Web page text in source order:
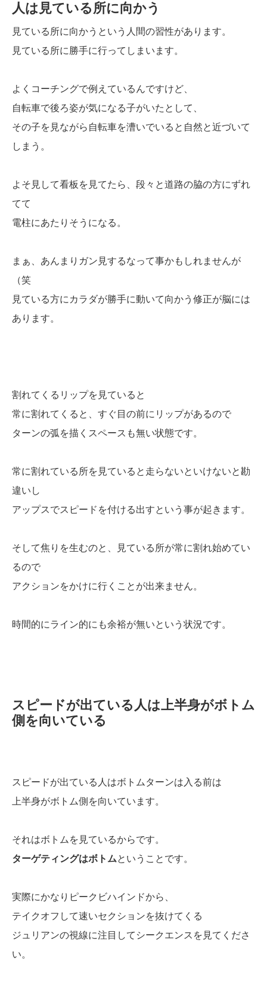
人は見ている所に向かう
見ている所に向かうという人間の習性があります。
見ている所に勝手に行ってしまいます。
よくコーチングで例えているんですけど、
自転車で後ろ姿が気になる子がいたとして、
その子を見ながら自転車を漕いでいると自然と近づいて
しまう。
よそ見して看板を見てたら、段々と道路の脇の方にずれ
てて
電柱にあたりそうになる。
まぁ、あんまりガン見するなって事かもしれませんが
（笑
見ている方にカラダが勝手に動いて向かう修正が脳には
あります。
割れてくるリップを見ていると
常に割れてくると、すぐ目の前にリップがあるので
ターンの弧を描くスペースも無い状態です。
常に割れている所を見ていると走らないといけないと勘
違いし
アップスでスピードを付ける出すという事が起きます。
そして焦りを生むのと、見ている所が常に割れ始めてい
るので
アクションをかけに行くことが出来ません。
時間的にライン的にも余裕が無いという状況です。
スピードが出ている人は上半身がボトム
側を向いている
スピードが出ている人はボトムターンは入る前は
上半身がボトム側を向いています。
それはボトムを見ているからです。
ターゲティングはボトムということです。
実際にかなりピークビハインドから、
テイクオフして速いセクションを抜けてくる
ジュリアンの視線に注目してシークエンスを見てくださ
い。